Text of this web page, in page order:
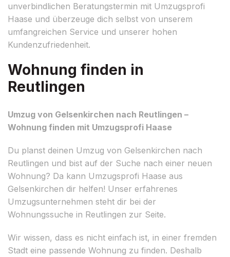
unverbindlichen Beratungstermin mit Umzugsprofi
Haase und überzeuge dich selbst von unserem
umfangreichen Service und unserer hohen
Kundenzufriedenheit.
Wohnung finden in
Reutlingen
Umzug von Gelsenkirchen nach Reutlingen –
Wohnung finden mit Umzugsprofi Haase
Du planst deinen Umzug von Gelsenkirchen nach
Reutlingen und bist auf der Suche nach einer neuen
Wohnung? Da kann Umzugsprofi Haase aus
Gelsenkirchen dir helfen! Unser erfahrenes
Umzugsunternehmen steht dir bei der
Wohnungssuche in Reutlingen zur Seite.
Wir wissen, dass es nicht einfach ist, in einer fremden
Stadt eine passende Wohnung zu finden. Deshalb